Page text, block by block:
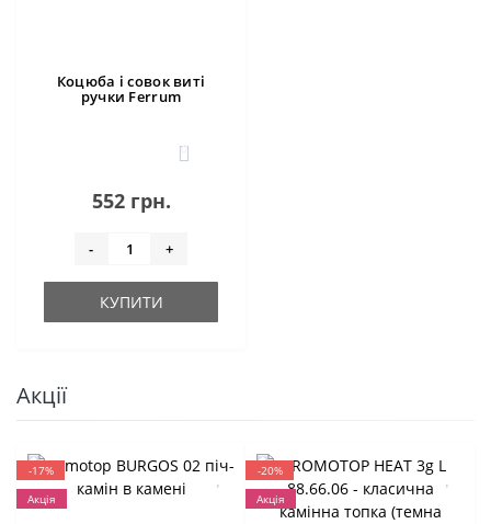
Коцюба і совок виті
ручки Ferrum
0
552 грн.
- +
КУПИТИ
Акції
-17%
Акція
-20%
Акція